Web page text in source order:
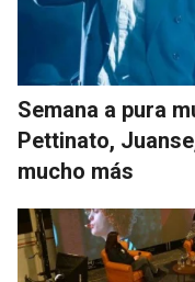
Semana a pura
Pettinato,
mucho más